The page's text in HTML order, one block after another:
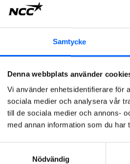
Samtycke
Denna webbplats använder
Vi använder enhetsidentifierare för
sociala medier och analysera vår
till de sociala medier och annons-
med annan information som du
Nödvändig